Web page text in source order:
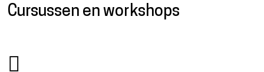
Cursussen en workshops